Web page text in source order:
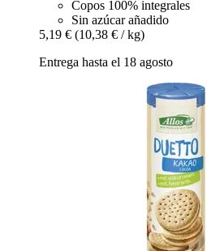
Copos 100% integrales
Sin azúcar añadido
5,19 € (10,38 € / kg)
Entrega hasta el 18 agosto